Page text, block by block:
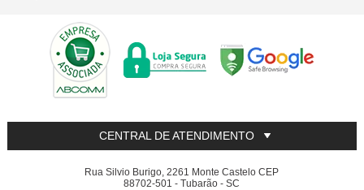
CENTRAL DE ATENDIMENTO
Rua Silvio Burigo, 2261 Monte Castelo CEP
88702-501 - Tubarão - SC